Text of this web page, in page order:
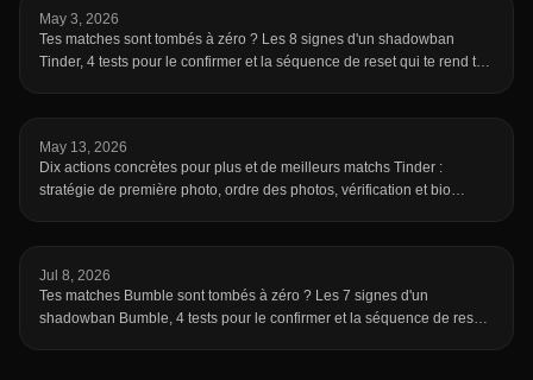
May 3, 2026
Tes matches sont tombés à zéro ? Les 8 signes d'un shadowban
Tinder, 4 tests pour le confirmer et la séquence de reset qui te rend ta
May 13, 2026
Dix actions concrètes pour plus et de meilleurs matchs Tinder :
stratégie de première photo, ordre des photos, vérification et bio
Jul 8, 2026
Tes matches Bumble sont tombés à zéro ? Les 7 signes d'un
shadowban Bumble, 4 tests pour le confirmer et la séquence de reset